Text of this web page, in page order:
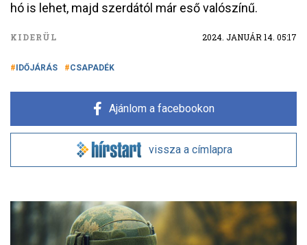
hó is lehet, majd szerdától már eső valószínű.
KIDERÜL 2024. JANUÁR 14. 05:17
IDŐJÁRÁS CSAPADÉK
Ajánlom a facebookon
vissza a címlapra